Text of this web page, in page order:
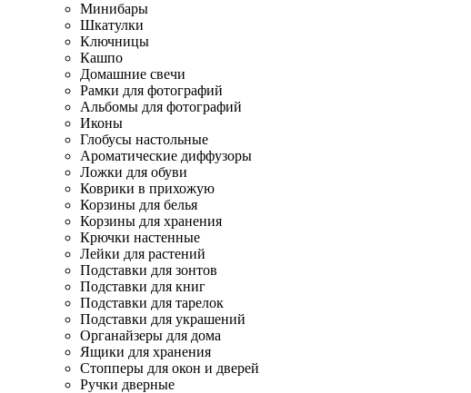
Минибары
Шкатулки
Ключницы
Кашпо
Домашние свечи
Рамки для фотографий
Альбомы для фотографий
Иконы
Глобусы настольные
Ароматические диффузоры
Ложки для обуви
Коврики в прихожую
Корзины для белья
Корзины для хранения
Крючки настенные
Лейки для растений
Подставки для зонтов
Подставки для книг
Подставки для тарелок
Подставки для украшений
Органайзеры для дома
Ящики для хранения
Стопперы для окон и дверей
Ручки дверные